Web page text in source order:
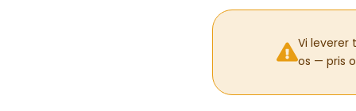
Vi leverer
os — pris